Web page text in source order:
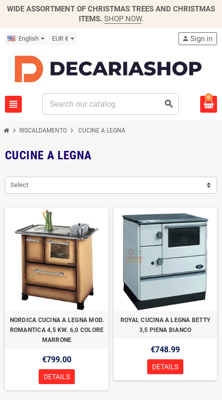
WIDE ASSORTMENT OF CHRISTMAS TREES AND CHRISTMAS
ITEMS. SHOP NOW.
English EUR €
view_headline search
person Sign in
0
chevron_right RISCALDAMENTO chevron_right CUCINE A LEGNA
CUCINE A LEGNA
Select
NORDICA CUCINA A LEGNA MOD.
ROMANTICA 4,5 KW. 6,0 COLORE
MARRONE
€799.00
DETAILS
ROYAL CUCINA A LEGNA BETTY
3,5 PIENA BIANCO
€748.99
DETAILS